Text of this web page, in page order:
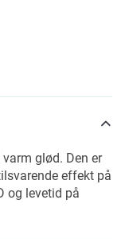
glød. Den er
effekt på
og levetid på